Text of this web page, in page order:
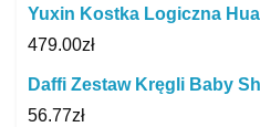
Yuxin Kostka Logiczna
479.00zł
Daffi Zestaw Kręgli Baby
56.77zł